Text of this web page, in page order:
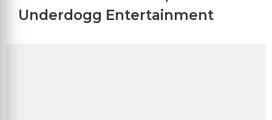
Underdogg Entertainment